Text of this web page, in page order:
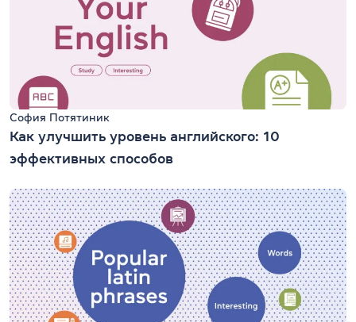
София Потятиник
Как улучшить уровень английского: 10
эффективных способов